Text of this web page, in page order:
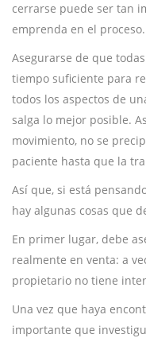
cerrarse puede ser tan
emprenda en el proceso.
Asegurarse de que
tiempo suficiente para
todos los aspectos de
salga lo mejor posible.
movimiento, no se
paciente hasta que la
Así que, si está
hay algunas cosas que
En primer lugar, debe
realmente en venta: a
propietario no tiene
Una vez que haya
importante que